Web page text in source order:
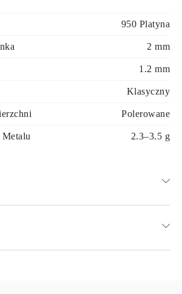
950 Platyna
2 mm
1.2 mm
Klasyczny
Polerowane
2.3–3.5 g
opcje dostawy ekspresowej